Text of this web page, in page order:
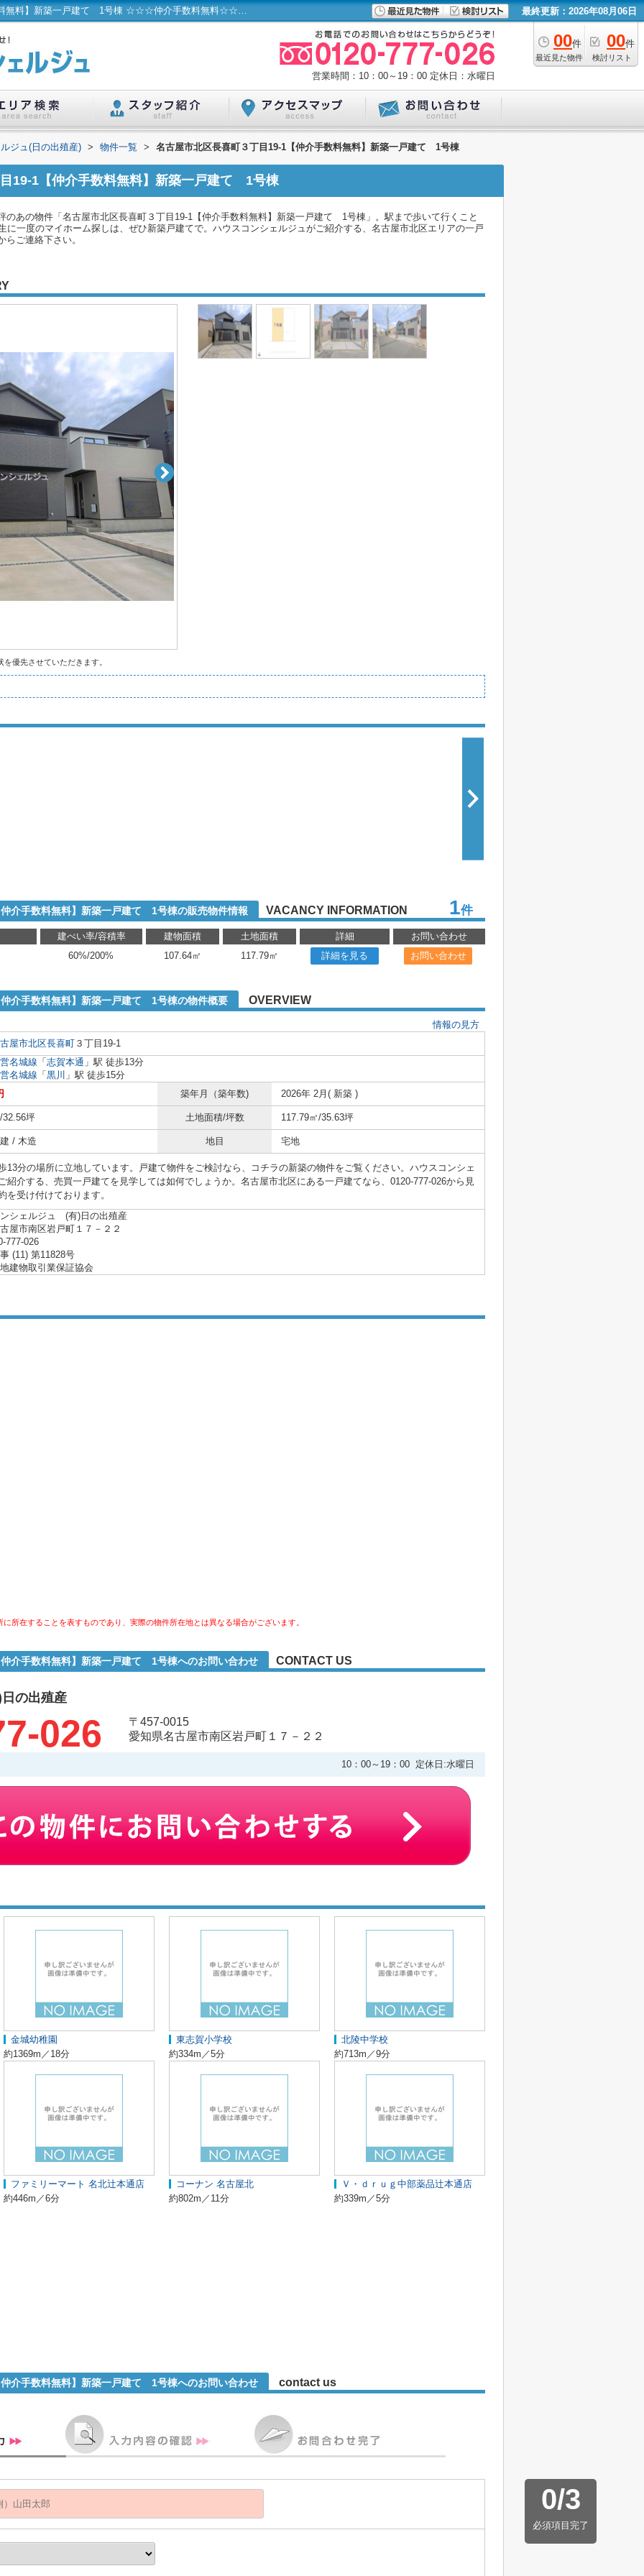
名古屋市北区長喜町３丁目19-1【仲介手数料無料】新築一戸建て 1号棟 ☆☆☆仲介手数料無料☆☆☆ 名古屋市...／ハウスコンシェルジュ(日の出殖産) 最終更新：2026年08月06日
00件
最近見た物件
00件
検討リスト
営業時間：10：00～19：00 定休日：水曜日
ジュ(日の出殖産) > 物件一覧 > 名古屋市北区長喜町３丁目19-1【仲介手数料無料】新築一戸建て 1号棟
19-1【仲介手数料無料】新築一戸建て 1号棟
のあの物件「名古屋市北区長喜町３丁目19-1【仲介手数料無料】新築一戸建て 1号棟」。駅まで歩いて行くこと
に一度のマイホーム探しは、ぜひ新築戸建てで。ハウスコンシェルジュがご紹介する、名古屋市北区エリアの一戸
らご連絡下さい。
優先させていただきます。
介手数料無料】新築一戸建て 1号棟の販売物件情報 VACANCY INFORMATION 1件
建ぺい率/容積率 建物面積 土地面積 詳細 お問い合わせ
60%/200% 107.64㎡ 117.79㎡ 詳細を見る お問い合わせ
介手数料無料】新築一戸建て 1号棟の物件概要 OVERVIEW
情報の見方
屋市北区長喜町 ３丁目19-1
名城線 「 志賀本通 」駅 徒歩13分
名城線 「 黒川 」駅 徒歩15分
築年月（築年数) 2026年 2月( 新築 )
32.56坪 土地面積/坪数 117.79㎡/35.63坪
/ 木造 地目 宅地
13分の場所に立地しています。戸建て物件をご検討なら、コチラの新築の物件をご覧ください。ハウスコンシェ
紹介する、売買一戸建てを見学しては如何でしょうか。名古屋市北区にある一戸建てなら、0120-777-026から見
を受け付けております。
シェルジュ (有)日の出殖産
屋市南区岩戸町１７－２２
777-026
(11) 第11828号
建物取引業保証協会
所在することを表すものであり、実際の物件所在地とは異なる場合がございます。
介手数料無料】新築一戸建て 1号棟へのお問い合わせ CONTACT US
の出殖産
026
〒457-0015
愛知県名古屋市南区岩戸町１７－２２
10：00～19：00 定休日:水曜日
金城幼稚園
約1369m／18分
東志賀小学校
約334m／5分
北陵中学校
約713m／9分
ファミリーマート 名北辻本通店
約446m／6分
コーナン 名古屋北
約802m／11分
Ｖ・ｄｒｕｇ中部薬品辻本通店
約339m／5分
介手数料無料】新築一戸建て 1号棟へのお問い合わせ contact us
0/3
必須項目完了